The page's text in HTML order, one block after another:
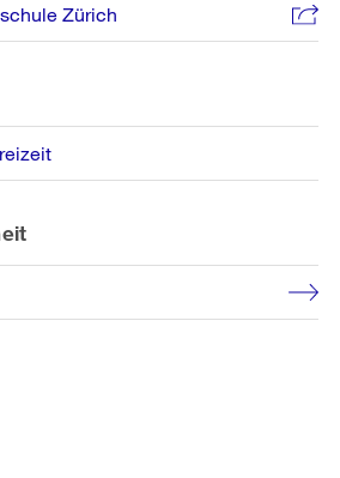
Zürich